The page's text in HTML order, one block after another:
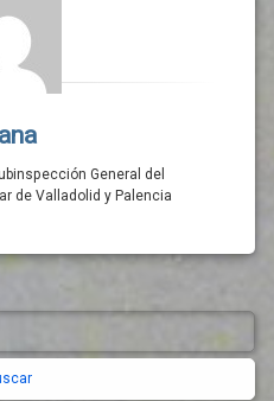
General del
de Valladolid y Palencia